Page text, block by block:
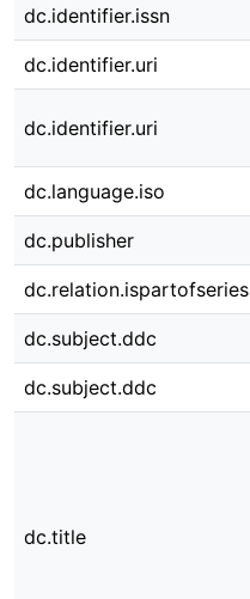
dc.identifier.issn
dc.identifier.uri
dc.identifier.uri
dc.language.iso
dc.publisher
dc.relation.ispartofseries
dc.subject.ddc
dc.subject.ddc
dc.title